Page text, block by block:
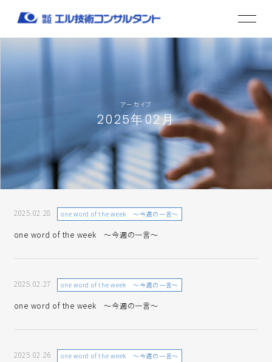
アーカイブ
2025年02月
2025.02.28 one word of the week ～今週の一言～
one word of the week ～今週の一言～
2025.02.27 one word of the week ～今週の一言～
one word of the week ～今週の一言～
2025.02.26 one word of the week ～今週の一言～